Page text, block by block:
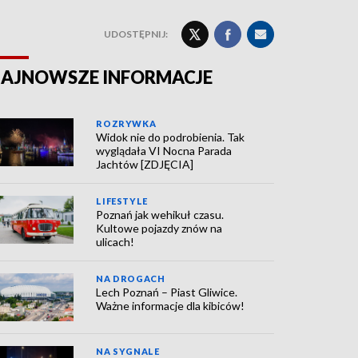
UDOSTĘPNIJ:
INFORMACJE
ROZRYWKA
Widok nie do podrobienia. Tak
wyglądała VI Nocna Parada
Jachtów [ZDJĘCIA]
LIFESTYLE
Poznań jak wehikuł czasu.
Kultowe pojazdy znów na
ulicach!
NA DROGACH
Lech Poznań – Piast Gliwice.
Ważne informacje dla kibiców!
NA SYGNALE